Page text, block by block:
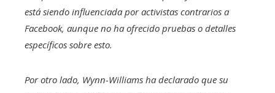
está siendo influenciada por activistas contrarios a
Facebook, aunque no ha ofrecido pruebas o detalles
específicos sobre esto.
Por otro lado, Wynn-Williams ha declarado que su